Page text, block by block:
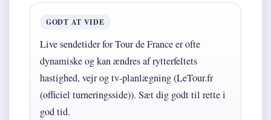
GODT AT VIDE
Live sendetider for Tour de France er ofte
dynamiske og kan ændres af rytterfeltets
hastighed, vejr og tv-planlægning (LeTour.fr
(officiel turneringsside)). Sæt dig godt til rette i
god tid.